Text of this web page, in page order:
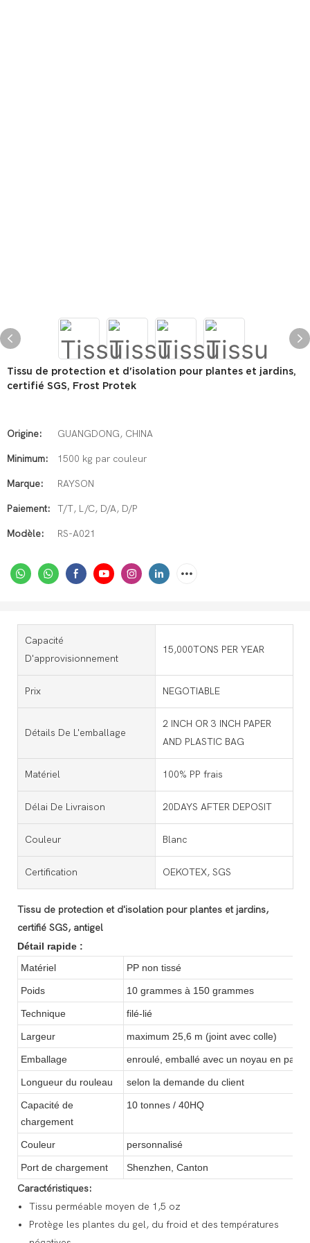
Tissu de protection et d'isolation pour plantes et jardins,
certifié SGS, Frost Protek
Origine: GUANGDONG, CHINA
Minimum: 1500 kg par couleur
Marque: RAYSON
Paiement: T/T, L/C, D/A, D/P
Modèle: RS-A021
Capacité
D'approvisionnement
15,000TONS PER YEAR
Prix NEGOTIABLE
Détails De L'emballage
2 INCH OR 3 INCH PAPER
AND PLASTIC BAG
Matériel 100% PP frais
Délai De Livraison 20DAYS AFTER DEPOSIT
Couleur Blanc
Certification OEKOTEX, SGS
Tissu de protection et d'isolation pour plantes et jardins,
certifié SGS, antigel
Détail rapide :
Matériel
PP non tissé
Poids 10 grammes à 150 grammes
Technique filé-lié
Largeur maximum 25,6 m (joint avec colle)
Emballage enroulé, emballé avec un noyau en
Longueur du rouleau selon la demande du client
Capacité de
chargement
10 tonnes / 40HQ
Couleur personnalisé
Port de chargement Shenzhen, Canton
Caractéristiques:
Tissu perméable moyen de 1,5 oz
Protège les plantes du gel, du froid et des températures